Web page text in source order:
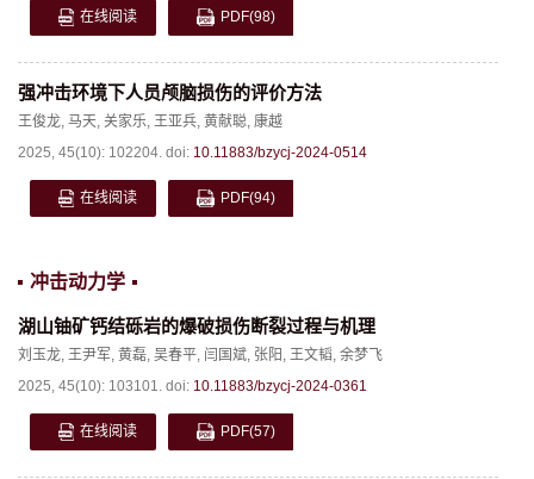
在线阅读 PDF(98)
强冲击环境下人员颅脑损伤的评价方法
王俊龙, 马天, 关家乐, 王亚兵, 黄献聪, 康越
2025, 45(10): 102204. doi: 10.11883/bzycj-2024-0514
在线阅读 PDF(94)
冲击动力学
湖山铀矿钙结砾岩的爆破损伤断裂过程与机理
刘玉龙, 王尹军, 黄磊, 吴春平, 闫国斌, 张阳 , 王文韬, 余梦飞
2025, 45(10): 103101. doi: 10.11883/bzycj-2024-0361
在线阅读 PDF(57)